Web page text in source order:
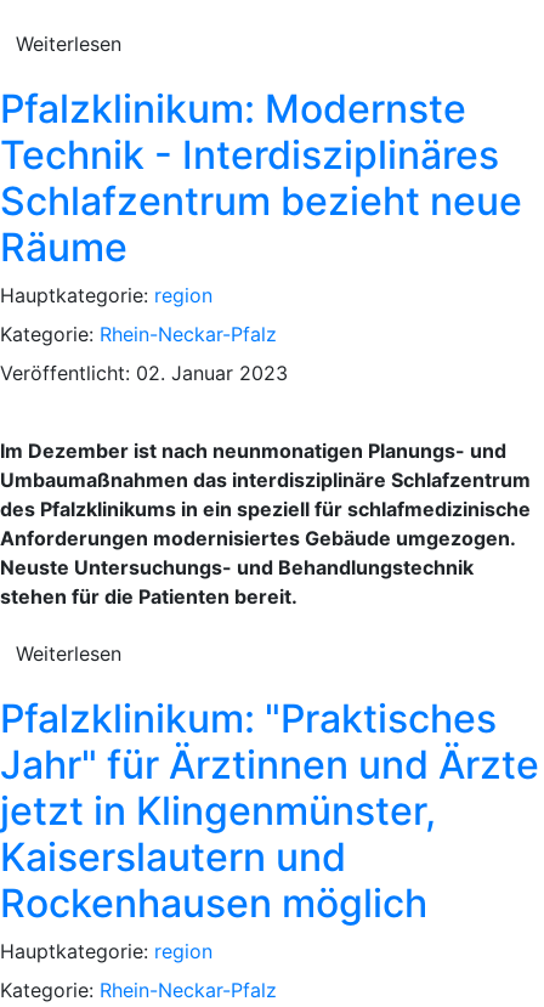
Weiterlesen
Pfalzklinikum: Modernste
Technik - Interdisziplinäres
Schlafzentrum bezieht neue
Räume
Hauptkategorie: region
Kategorie: Rhein-Neckar-Pfalz
Veröffentlicht: 02. Januar 2023
Im Dezember ist nach neunmonatigen Planungs- und
Umbaumaßnahmen das interdisziplinäre Schlafzentrum
des Pfalzklinikums in ein speziell für schlafmedizinische
Anforderungen modernisiertes Gebäude umgezogen.
Neuste Untersuchungs- und Behandlungstechnik
stehen für die Patienten bereit.
Weiterlesen
Pfalzklinikum: "Praktisches
Jahr" für Ärztinnen und Ärzte
jetzt in Klingenmünster,
Kaiserslautern und
Rockenhausen möglich
Hauptkategorie: region
Kategorie: Rhein-Neckar-Pfalz